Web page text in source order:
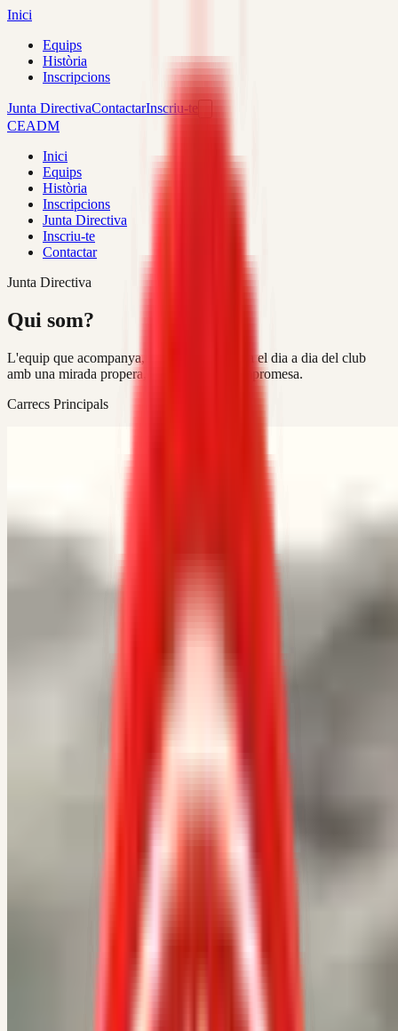
Inici
Equips
Història
Inscripcions
Junta DirectivaContactarInscriu-te
CEADM
Inici
Equips
Història
Inscripcions
Junta Directiva
Inscriu-te
Contactar
Junta Directiva
Qui som?
L'equip que acompanya, organitza i impulsa el dia a dia del club
amb una mirada propera, professional i compromesa.
Carrecs Principals